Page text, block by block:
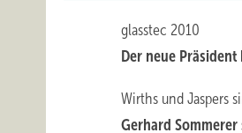
glasstec 2010
Der neue
Wirths und Jaspers
Gerhard